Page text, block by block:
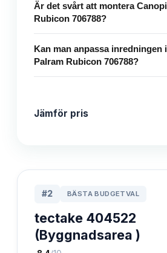
Är det svårt att montera
Rubicon 706788?
Kan man anpassa inredningen
Palram Rubicon 706788?
Jämför pris
#2 BÄSTA BUDGETVAL
tectake 404522
(Byggnadsarea )